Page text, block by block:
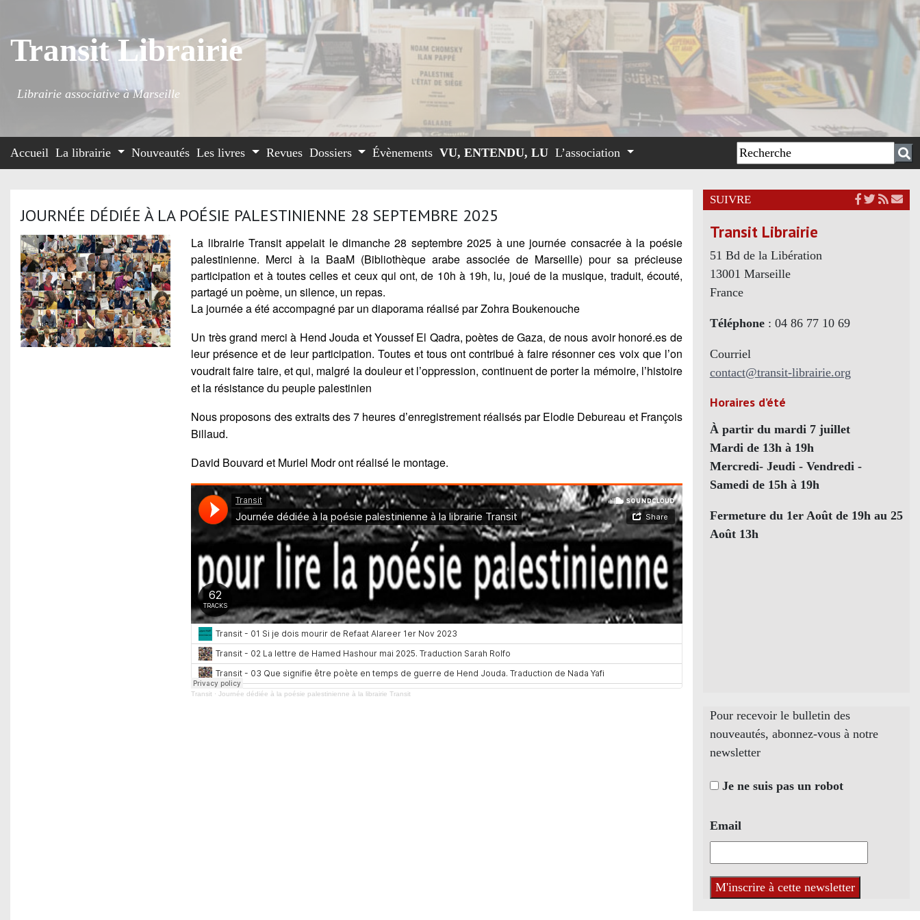
Transit Librairie
Librairie associative à Marseille
Accueil La librairie Nouveautés Les livres Revues Dossiers Évènements VU, ENTENDU, LU L’association
JOURNÉE DÉDIÉE À LA POÉSIE PALESTINIENNE 28 SEPTEMBRE 2025
La librairie Transit appelait le dimanche 28 septembre 2025 à une journée consacrée à la poésie
palestinienne. Merci à la BaaM (Bibliothèque arabe associée de Marseille) pour sa précieuse
participation et à toutes celles et ceux qui ont, de 10h à 19h, lu, joué de la musique, traduit, écouté,
partagé un poème, un silence, un repas.
La journée aétéaccompagnépar un diaporama réalisé par Zohra Boukenouche
Un très grand merci à Hend Jouda et Youssef El Qadra, poètes de Gaza, de nous avoir honoré.es de
leur présence et de leur participation. Toutes et tous ont contribué à faire résonner ces voix que l’on
voudrait faire taire, et qui, malgré la douleur et l’oppression, continuent de porter la mémoire, l’histoire
et la résistance du peuple palestinien
Nous proposons des extraits des 7 heures d’enregistrement réalisés par Elodie Debureau et François
Billaud.
David Bouvard et Muriel Modr ont réalisé le montage.
Transit ·Journée dédiée à la poésie palestinienne à la librairie Transit
SUIVRE
Transit Librairie
51 Bd de la Libération
13001 Marseille
France
Téléphone: 04 86 77 10 69
Courriel
contact@transit-librairie.org
Horaires d’été
À partir du mardi 7 juillet
Mardi de 13h à 19h
Mercredi- Jeudi - Vendredi -
Samedi de 15h à 19h
Fermeture du 1er Août de 19h au 25
Août 13h
Pour recevoir le bulletin des
nouveautés, abonnez-vous à notre
newsletter
Je ne suis pas un robot
Email